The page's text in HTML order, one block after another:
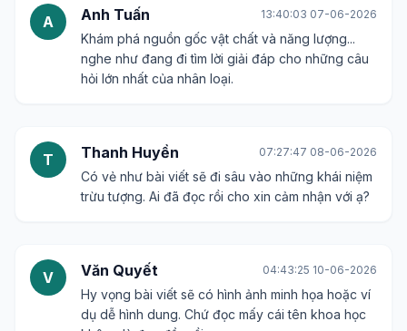
A Anh Tuấn 13:40:03 07-06-2026
Khám phá nguồn gốc vật chất và năng lượng...
nghe như đang đi tìm lời giải đáp cho những câu
hỏi lớn nhất của nhân loại.
T Thanh Huyền 07:27:47 08-06-2026
Có vẻ như bài viết sẽ đi sâu vào những khái niệm
trừu tượng. Ai đã đọc rồi cho xin cảm nhận với ạ?
V Văn Quyết 04:43:25 10-06-2026
Hy vọng bài viết sẽ có hình ảnh minh họa hoặc ví
dụ dễ hình dung. Chứ đọc mấy cái tên khoa học